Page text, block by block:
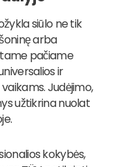
siūlo ne tik
arba
pačiame
ir
Judėjimo,
užtikrina nuolat
kokybės,